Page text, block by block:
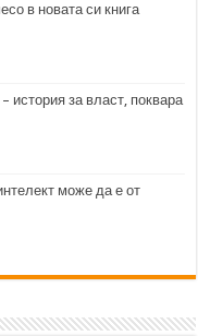
в новата си книга
история за власт, поквара
може да е от